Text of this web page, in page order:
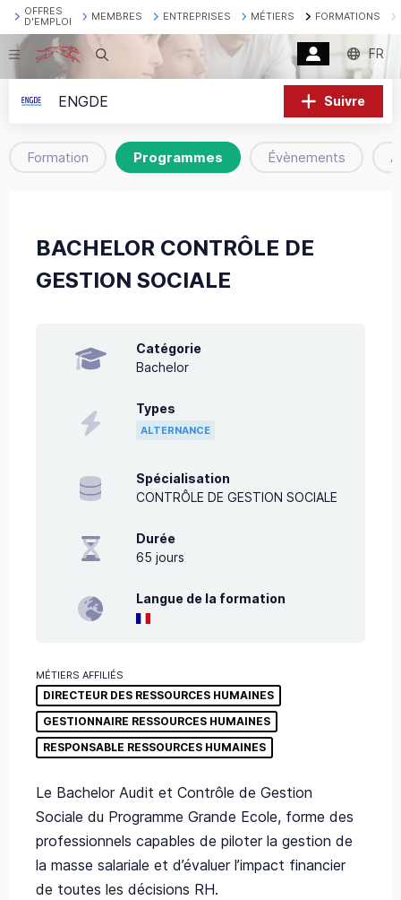
OFFRES
D'EMPLOI
MEMBRES ENTREPRISES MÉTIERS FORMATIONS
Recherche FR
ENGDE Suivre
Formation Programmes Évènements
BACHELOR CONTRÔLE DE
GESTION SOCIALE
Catégorie
Bachelor
Types
ALTERNANCE
Spécialisation
CONTRÔLE DE GESTION SOCIALE
Durée
65 jours
Langue de la formation
MÉTIERS AFFILIÉS
DIRECTEUR DES RESSOURCES HUMAINES
GESTIONNAIRE RESSOURCES HUMAINES
RESPONSABLE RESSOURCES HUMAINES
Le Bachelor Audit et Contrôle de Gestion
Sociale du Programme Grande Ecole, forme des
professionnels capables de piloter la gestion de
la masse salariale et d’évaluer l’impact financier
de toutes les décisions RH.